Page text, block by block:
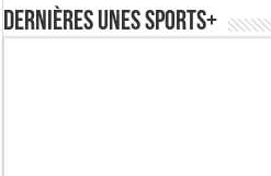
Dernières Unes Sports+